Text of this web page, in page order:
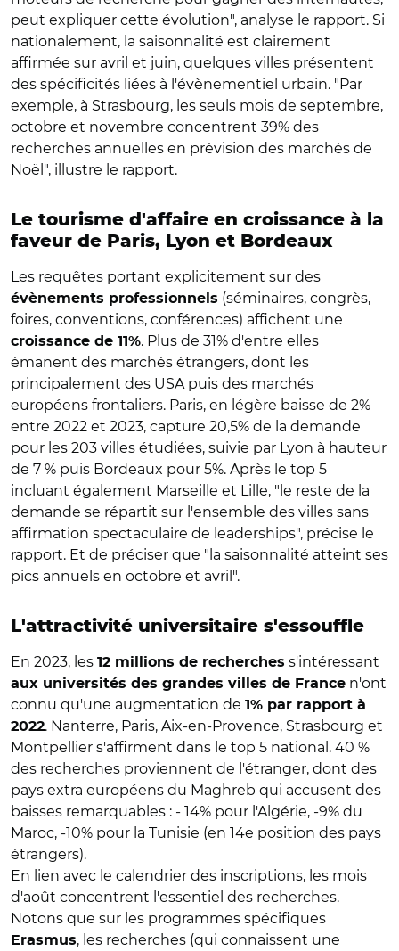
peut expliquer cette évolution", analyse le rapport. Si
nationalement, la saisonnalité est clairement
affirmée sur avril et juin, quelques villes présentent
des spécificités liées à l'évènementiel urbain. "Par
exemple, à Strasbourg, les seuls mois de septembre,
octobre et novembre concentrent 39% des
recherches annuelles en prévision des marchés de
Noël", illustre le rapport.
Le tourisme d'affaire en croissance à la
faveur de Paris, Lyon et Bordeaux
Les requêtes portant explicitement sur des
évènements professionnels (séminaires, congrès,
foires, conventions, conférences) affichent une
croissance de 11%. Plus de 31% d'entre elles
émanent des marchés étrangers, dont les
principalement des USA puis des marchés
européens frontaliers. Paris, en légère baisse de 2%
entre 2022 et 2023, capture 20,5% de la demande
pour les 203 villes étudiées, suivie par Lyon à hauteur
de 7 % puis Bordeaux pour 5%. Après le top 5
incluant également Marseille et Lille, "le reste de la
demande se répartit sur l'ensemble des villes sans
affirmation spectaculaire de leaderships", précise le
rapport. Et de préciser que "la saisonnalité atteint ses
pics annuels en octobre et avril".
L'attractivité universitaire s'essouffle
En 2023, les 12 millions de recherches s'intéressant
aux universités des grandes villes de France n'ont
connu qu'une augmentation de 1% par rapport à
2022. Nanterre, Paris, Aix-en-Provence, Strasbourg et
Montpellier s'affirment dans le top 5 national. 40 %
des recherches proviennent de l'étranger, dont des
pays extra européens du Maghreb qui accusent des
baisses remarquables : - 14% pour l'Algérie, -9% du
Maroc, -10% pour la Tunisie (en 14e position des pays
étrangers).
En lien avec le calendrier des inscriptions, les mois
d'août concentrent l'essentiel des recherches.
Notons que sur les programmes spécifiques
Erasmus, les recherches (qui connaissent une